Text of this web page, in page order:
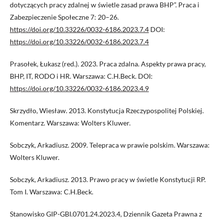
dotyczących pracy zdalnej w świetle zasad prawa BHP”. Praca i
Zabezpieczenie Społeczne 7: 20–26.
https://doi.org/10.33226/0032-6186.2023.7.4 DOI:
https://doi.org/10.33226/0032-6186.2023.7.4
Prasołek, Łukasz (red.). 2023. Praca zdalna. Aspekty prawa pracy,
BHP, IT, RODO i HR. Warszawa: C.H.Beck. DOI:
https://doi.org/10.33226/0032-6186.2023.4.9
Skrzydło, Wiesław. 2013. Konstytucja Rzeczypospolitej Polskiej.
Komentarz. Warszawa: Wolters Kluwer.
Sobczyk, Arkadiusz. 2009. Telepraca w prawie polskim. Warszawa:
Wolters Kluwer.
Sobczyk, Arkadiusz. 2013. Prawo pracy w świetle Konstytucji RP.
Tom I. Warszawa: C.H.Beck.
Stanowisko GIP-GBI.0701.24.2023.4, Dziennik Gazeta Prawna z